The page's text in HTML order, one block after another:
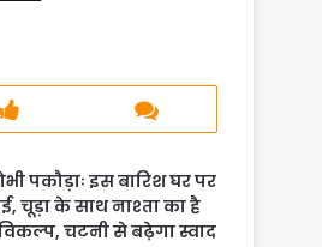
पकौड़ाः इस बारिश घर पर
चूड़ा के साथ नाश्ता का है
चटनी से बढ़ेगा स्वाद